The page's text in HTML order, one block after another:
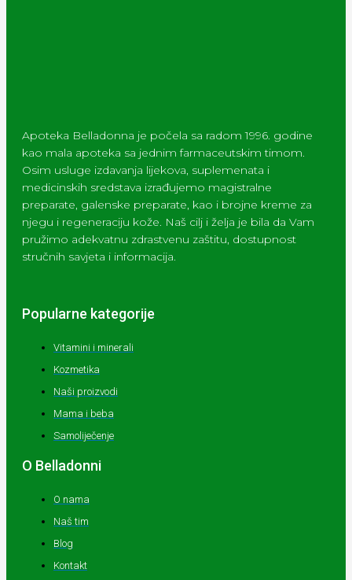
Apoteka Belladonna je počela sa radom 1996. godine
kao mala apoteka sa jednim farmaceutskim timom.
Osim usluge izdavanja lijekova, suplemenata i
medicinskih sredstava izrađujemo magistralne
preparate, galenske preparate, kao i brojne kreme za
njegu i regeneraciju kože. Naš cilj i želja je bila da Vam
pružimo adekvatnu zdrastvenu zaštitu, dostupnost
stručnih savjeta i informacija.
Popularne kategorije
Vitamini i minerali
Kozmetika
Naši proizvodi
Mama i beba
Samoliječenje
O Belladonni
O nama
Naš tim
Blog
Kontakt